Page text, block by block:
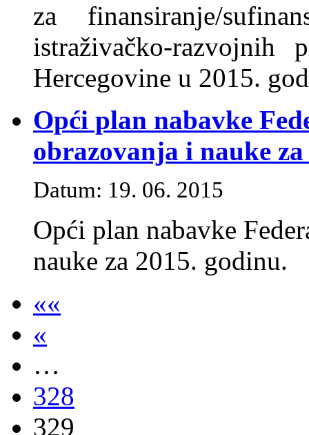
za finansiranje/
istraživačko-
Hercegovine u 2015.
Opći plan nabavke
obrazovanja i nauke
Datum: 19. 06. 2015
Opći plan nabavke
nauke za 2015. godinu.
««
«
…
328
329